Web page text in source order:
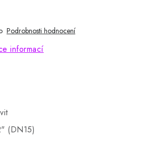
Podrobnosti hodnocení
informací
(DN15)